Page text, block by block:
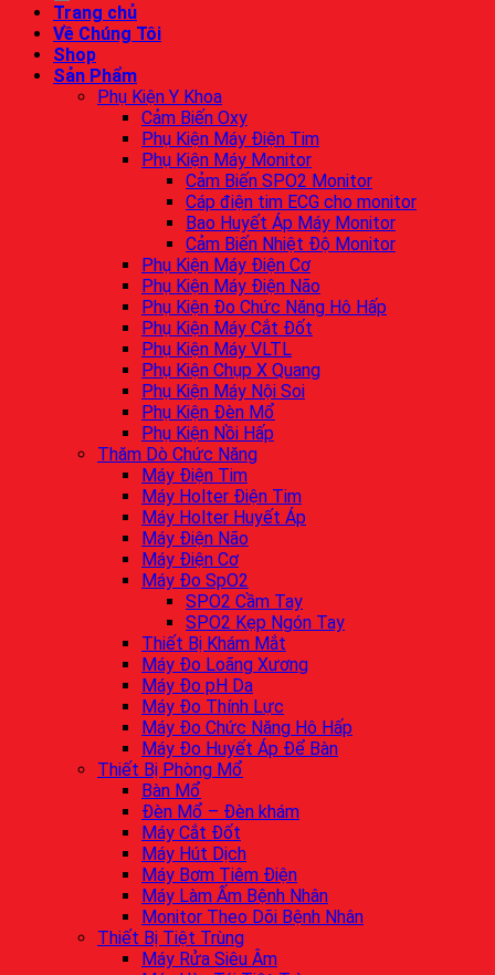
Trang chủ
Về Chúng Tôi
Shop
Sản Phẩm
Phụ Kiện Y Khoa
Cảm Biến Oxy
Phụ Kiện Máy Điện Tim
Phụ Kiện Máy Monitor
Cảm Biến SPO2 Monitor
Cáp điện tim ECG cho monitor
Bao Huyết Áp Máy Monitor
Cảm Biến Nhiệt Độ Monitor
Phụ Kiện Máy Điện Cơ
Phụ Kiện Máy Điện Não
Phụ Kiện Đo Chức Năng Hô Hấp
Phụ Kiện Máy Cắt Đốt
Phụ Kiện Máy VLTL
Phụ Kiện Chụp X Quang
Phụ Kiện Máy Nội Soi
Phụ Kiện Đèn Mổ
Phụ Kiện Nồi Hấp
Thăm Dò Chức Năng
Máy Điện Tim
Máy Holter Điện Tim
Máy Holter Huyết Áp
Máy Điện Não
Máy Điện Cơ
Máy Đo SpO2
SPO2 Cầm Tay
SPO2 Kẹp Ngón Tay
Thiết Bị Khám Mắt
Máy Đo Loãng Xương
Máy Đo pH Da
Máy Đo Thính Lực
Máy Đo Chức Năng Hô Hấp
Máy Đo Huyết Áp Để Bàn
Thiết Bị Phòng Mổ
Bàn Mổ
Đèn Mổ – Đèn khám
Máy Cắt Đốt
Máy Hút Dịch
Máy Bơm Tiêm Điện
Máy Làm Ấm Bệnh Nhân
Monitor Theo Dõi Bệnh Nhân
Thiết Bị Tiệt Trùng
Máy Rửa Siêu Âm